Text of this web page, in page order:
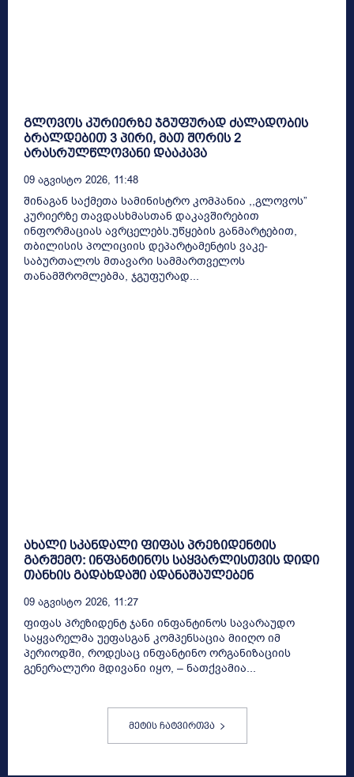
გლოვოს კურიერზე ჯგუფურად ძალადობის
ბრალდებით 3 პირი, მათ შორის 2
არასრულწლოვანი დააკავა
09 Აგვისტო 2026, 11:48
შინაგან საქმეთა სამინისტრო კომპანია ,,გლოვოს”
კურიერზე თავდასხმასთან დაკავშირებით
ინფორმაციას ავრცელებს.უწყების განმარტებით,
თბილისის პოლიციის დეპარტამენტის ვაკე-
საბურთალოს მთავარი სამმართველოს
თანამშრომლებმა, ჯგუფურად...
ახალი სკანდალი ფიფას პრეზიდენტის
გარშემო: ინფანტინოს საყვარლისთვის დიდი
თანხის გადახდაში ადანაშაულებენ
09 Აგვისტო 2026, 11:27
ფიფას პრეზიდენტ ჯანი ინფანტინოს სავარაუდო
საყვარელმა უეფასგან კომპენსაცია მიიღო იმ
პერიოდში, როდესაც ინფანტინო ორგანიზაციის
გენერალური მდივანი იყო, – ნათქვამია...
მეტის ჩატვირთვა